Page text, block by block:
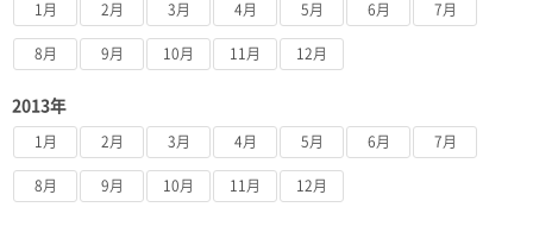
1月 2月 3月 4月 5月 6月 7月
8月 9月 10月 11月 12月
2013年
1月 2月 3月 4月 5月 6月 7月
8月 9月 10月 11月 12月